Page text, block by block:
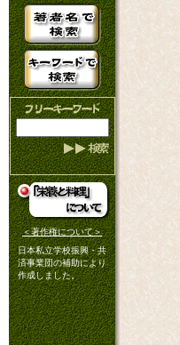
＜著作権について＞
日本私立学校振興・共
済事業団の補助により
作成しました。